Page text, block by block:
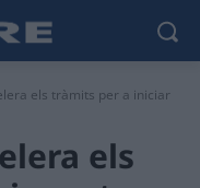
els tràmits per a iniciar
els